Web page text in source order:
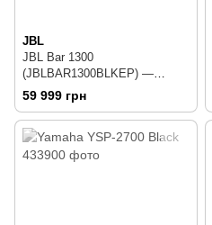
JBL
JBL Bar 1300
(JBLBAR1300BLKEP) —
Саундбар із бездротовим
сабвуфером 11.1.4 650 Вт +
300 Вт
59 999 грн